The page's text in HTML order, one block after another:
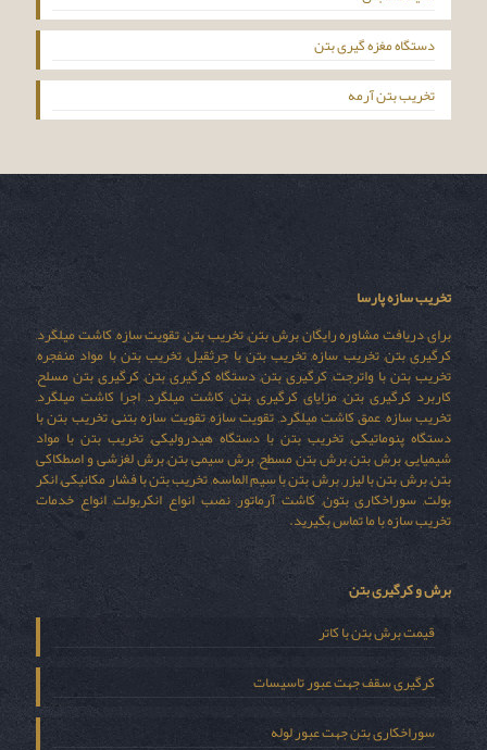
دستگاه مغزه گیری بتن
تخریب بتن آرمه
تخریب سازه پارسا
برای دریافت مشاوره رایگان برش بتن, تخریب بتن, تقویت سازه, کاشت میلگرد,
کرگیری بتن, تخریب سازه, تخریب بتن با جرثقیل, تخریب بتن با مواد منفجره,
تخریب بتن با واترجت, کرگیری بتن, دستگاه کرگیری بتن, کرگیری بتن مسلح,
کاربرد کرگیری بتن, مزایای کرگیری بتن, کاشت میلگرد, اجرا کاشت میلگرد,
تخریب سازه, عمق کاشت میلگرد, تقویت سازه, تقویت سازه بتنی, تخریب بتن با
دستگاه پنوماتیکی, تخریب بتن با دستگاه هیدرولیکی, تخریب بتن با مواد
شیمیایی, برش بتن, برش بتن مسطح, برش سیمی بتن, برش لغزشی و اصطکاکی
بتن, برش بتن با لیزر, برش بتن با سیم الماسه, تخریب بتن با فشار مکانیکی, انکر
بولت, سوراخکاری بتون, کاشت آرماتور, نصب انواع انکربولت, انواع خدمات
تخریب سازه با ما تماس بگیرید.
برش و کرگیری بتن
قیمت برش بتن با کاتر
کرگیری سقف جهت عبور تاسیسات
سوراخکاری بتن جهت عبور لوله